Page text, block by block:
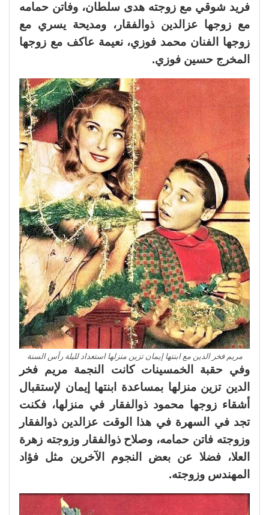
فريد شوقي مع زوجته هدى سلطان، وفاتن حمامه
مع زوجها عزالدين ذوالفقار، ومديحة يسري مع
زوجها الفنان محمد فوزي، نعيمة عاكف مع زوجها
المخرج حسين فوزي.
مريم فخر الدين مع ابنتها إيمان تزين منزلها استعداد لليلة رأس السنة
وفي حقبة الخمسينات كانت النجمة مريم فخر
الدين تزين منزلها بمساعدة ابنتها إيمان لإستقبال
أشقاء زوجها محمود ذوالفقار في منزلها، فكنت
تجد في السهرة في هذا الوقت عزالدين ذوالفقار
وزوجته فاتن حمامه، وصلاح ذوالفقار وزوجته زهرة
العلا، فضلا عن بعض النجوم الآخرين مثل فؤاد
المهندس وزوجته.